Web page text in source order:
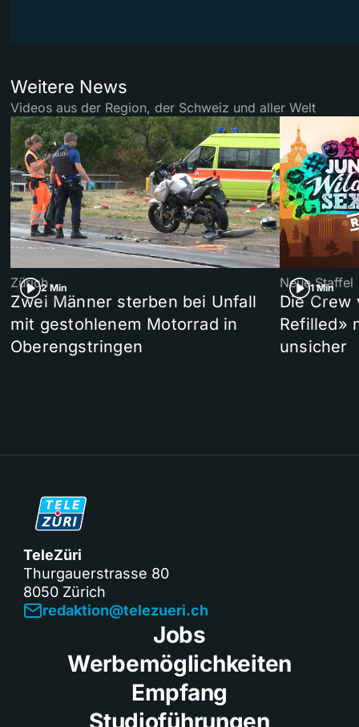
Weitere News
Videos aus der Region, der Schweiz und aller Welt
2 Min
Zürich
Zwei Männer sterben bei Unfall
mit gestohlenem Motorrad in
Oberengstringen
1 Min
Neue Staffel
Die Crew
Refilled»
unsicher
TeleZüri
Thurgauerstrasse 80
8050 Zürich
redaktion@telezueri.ch
Jobs
Werbemöglichkeiten
Empfang
Studioführungen